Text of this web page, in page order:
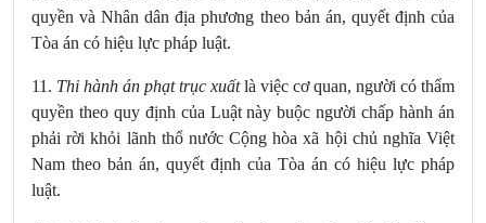
quyền và Nhân dân địa phương theo bản án, quyết định của
Tòa án có hiệu lực pháp luật.
11. Thi hành án phạt trục xuấtlà việc cơ quan, người có thẩm
quyền theo quy định của Luật này buộc người chấp hành án
phải rời khỏi lãnh thổ nước Cộng hòa xã hội chủ nghĩa Việt
Nam theo bản án, quyết định của Tòa án có hiệu lực pháp
luật.